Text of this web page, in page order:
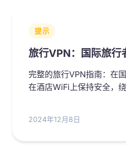
提示
旅行VPN：国际旅行
完整的旅行VPN指南：在
在酒店WiFi上保持安全，绕
2024年12月8日